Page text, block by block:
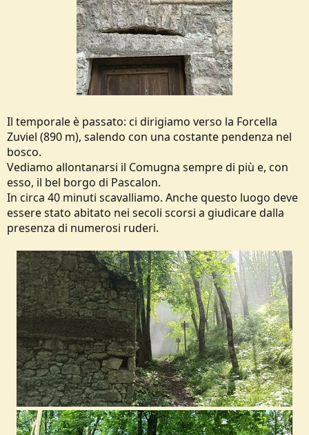
Il temporale è passato: ci dirigiamo verso la Forcella
Zuviel (890 m), salendo con una costante pendenza nel
bosco.
Vediamo allontanarsi il Comugna sempre di più e, con
esso, il bel borgo di Pascalon.
In circa 40 minuti scavalliamo. Anche questo luogo deve
essere stato abitato nei secoli scorsi a giudicare dalla
presenza di numerosi ruderi.